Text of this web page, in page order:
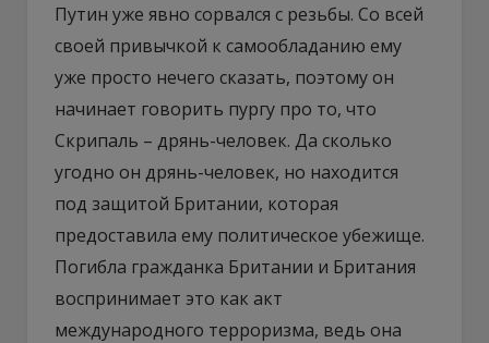
Путин уже явно сорвался с резьбы. Со всей
своей привычкой к самообладанию ему
уже просто нечего сказать, поэтому он
начинает говорить пургу про то, что
Скрипаль – дрянь-человек. Да сколько
угодно он дрянь-человек, но находится
под защитой Британии, которая
предоставила ему политическое убежище.
Погибла гражданка Британии и Британия
воспринимает это как акт
международного терроризма, ведь она